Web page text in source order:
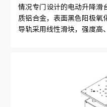
情况专门设计的电动升降滑
质铝合金，表面黑色阳极氧
导轨采用线性滑块，强度高